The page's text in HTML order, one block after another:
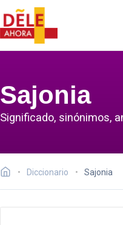
Sajonia
Significado, sinónimos,
Diccionario Sajonia